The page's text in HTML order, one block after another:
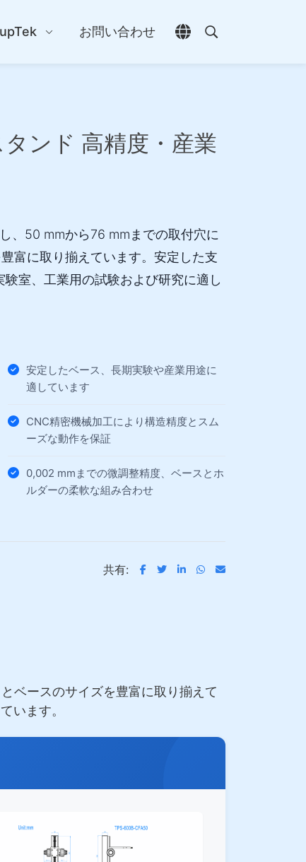
お問い合わせ
言語選択を開く
検索を開く
ンド 高精度・産業
、50 mmから76 mmまでの取付穴に
富に取り揃えています。安定した支
室、工業用の試験および研究に適し
安定したベース、長期実験や産業用途に
適しています
CNC精密機械加工により構造精度とスム
ーズな動作を保証
0,002 mmまでの微調整精度、ベースとホ
ルダーの柔軟な組み合わせ
共有:
ベースのサイズを豊富に取り揃えて
います。